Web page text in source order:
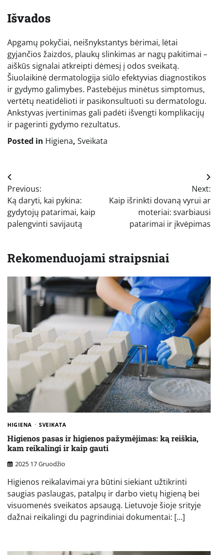
Išvados
Apgamų pokyčiai, neišnykstantys bėrimai, lėtai
gyjančios žaizdos, plaukų slinkimas ar nagų pakitimai –
aiškūs signalai atkreipti dėmesį į odos sveikatą.
Šiuolaikinė dermatologija siūlo efektyvias diagnostikos
ir gydymo galimybes. Pastebėjus minėtus simptomus,
vertėtų neatidėlioti ir pasikonsultuoti su dermatologu.
Ankstyvas įvertinimas gali padėti išvengti komplikacijų
ir pagerinti gydymo rezultatus.
Posted in Higiena, Sveikata
Navigacija
tarp
įrašų
Previous:
Ką daryti, kai pykina:
gydytojų patarimai, kaip
palengvinti savijautą
Next:
Kaip išrinkti dovaną vyrui ar
moteriai: svarbiausi
patarimai ir įkvėpimas
Rekomenduojami straipsniai
HIGIENA SVEIKATA
Higienos pasas ir higienos pažymėjimas: ką reiškia,
kam reikalingi ir kaip gauti
2025 17 Gruodžio
Higienos reikalavimai yra būtini siekiant užtikrinti
saugias paslaugas, patalpų ir darbo vietų higieną bei
visuomenės sveikatos apsaugą. Lietuvoje šioje srityje
dažnai reikalingi du pagrindiniai dokumentai: […]